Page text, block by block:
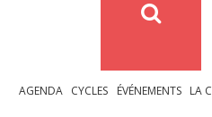
AGENDA CYCLES ÉVÉNEMENTS LA